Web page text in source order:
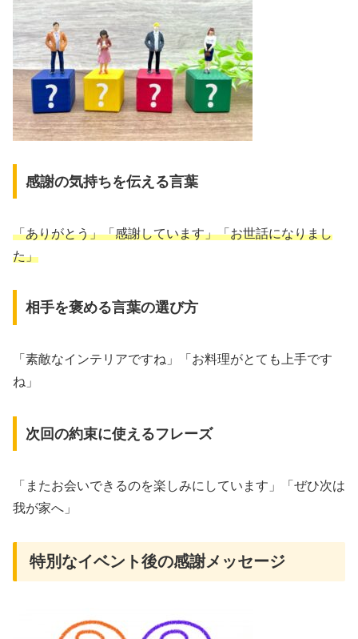
感謝の気持ちを伝える言葉
「ありがとう」「感謝しています」「お世話になりまし
た」
相手を褒める言葉の選び方
「素敵なインテリアですね」「お料理がとても上手です
ね」
次回の約束に使えるフレーズ
「またお会いできるのを楽しみにしています」「ぜひ次は
我が家へ」
特別なイベント後の感謝メッセージ